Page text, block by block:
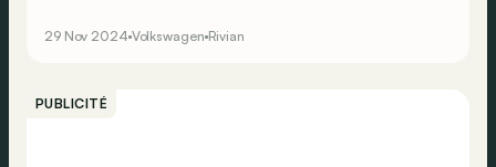
29 Nov 2024 Volkswagen Rivian
PUBLICITÉ